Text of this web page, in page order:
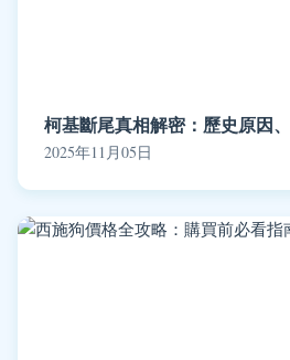
柯基斷尾真相解密：歷史原因
2025年11月05日